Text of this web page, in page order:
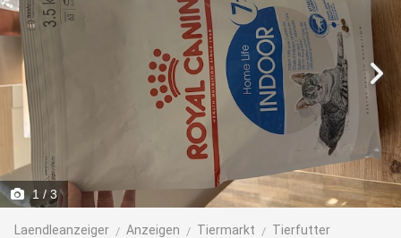
1 / 3
Laendleanzeiger Anzeigen Tiermarkt Tierfutter